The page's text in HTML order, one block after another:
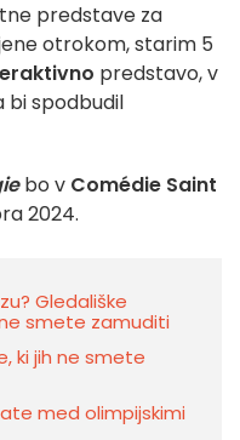
predstave za
otrokom, starim 5
predstavo, v
bi spodbudil
bo v Comédie Saint
2024.
Gledališke
smete zamuditi
ki jih ne smete
med olimpijskimi